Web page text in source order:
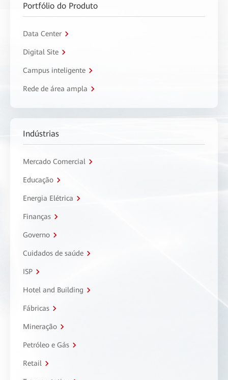
Portfólio do Produto
Data Center
Digital Site
Campus inteligente
Rede de área ampla
Indústrias
Mercado Comercial
Educação
Energia Elétrica
Finanças
Governo
Cuidados de saúde
ISP
Hotel and Building
Fábricas
Mineração
Petróleo e Gás
Retail